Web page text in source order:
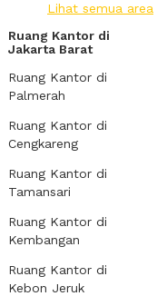
Lihat semua area
Ruang Kantor di
Jakarta Barat
Ruang Kantor di
Palmerah
Ruang Kantor di
Cengkareng
Ruang Kantor di
Tamansari
Ruang Kantor di
Kembangan
Ruang Kantor di
Kebon Jeruk